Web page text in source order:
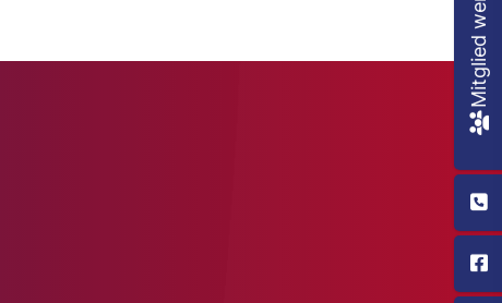
Mitglied werden